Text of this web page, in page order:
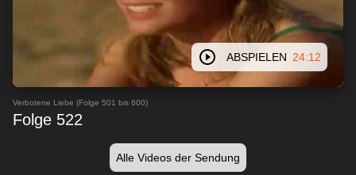
ABSPIELEN 24:12
Verbotene Liebe (Folge 501 bis 600)
Folge 522
Alle Videos der Sendung